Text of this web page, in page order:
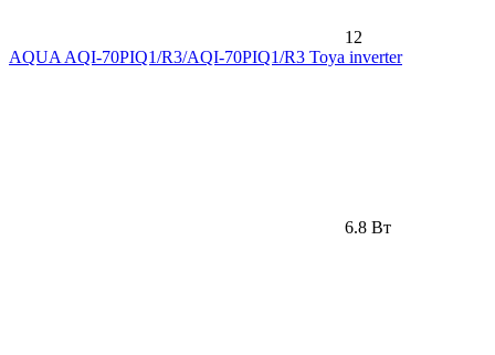
12
AQUA AQI-70PIQ1/R3/AQI-70PIQ1/R3 Toya inverter
6.8 Вт